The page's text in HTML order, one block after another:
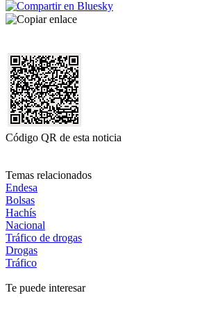
Código QR de esta noticia
Temas relacionados
Endesa
Bolsas
Hachís
Nacional
Tráfico de drogas
Drogas
Tráfico
Te puede interesar